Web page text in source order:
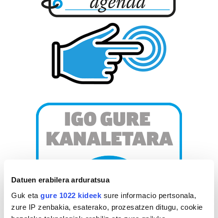
Datuen erabilera arduratsua
Guk eta gure 1022 kideek sure informacio pertsonala,
zure IP zenbakia, esaterako, prozesatzen ditugu, cookie